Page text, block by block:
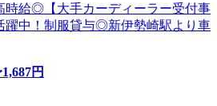
時給◎【大手カーディーラー受付事
躍中！制服貸与◎新伊勢崎駅より車
1,687円